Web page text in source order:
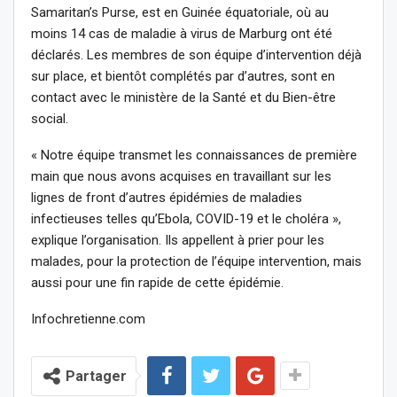
Samaritan’s Purse, est en Guinée équatoriale, où au
moins 14 cas de maladie à virus de Marburg ont été
déclarés. Les membres de son équipe d’intervention déjà
sur place, et bientôt complétés par d’autres, sont en
contact avec le ministère de la Santé et du Bien-être
social.
« Notre équipe transmet les connaissances de première
main que nous avons acquises en travaillant sur les
lignes de front d’autres épidémies de maladies
infectieuses telles qu’Ebola, COVID-19 et le choléra »,
explique l’organisation. Ils appellent à prier pour les
malades, pour la protection de l’équipe intervention, mais
aussi pour une fin rapide de cette épidémie.
Infochretienne.com
Partager